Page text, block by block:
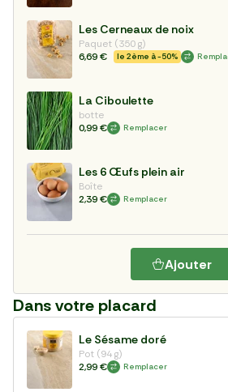
Les Cerneaux de noix
Paquet (350 g)
6,69 €
le 2ème à -50%
La Ciboulette
botte
0,99 €
Remplacer
Les 6 Œufs plein air
Boîte
2,39 €
Remplacer
Ajouter
Dans votre placard
Le Sésame doré
Pot (94 g)
2,99 €
Remplacer